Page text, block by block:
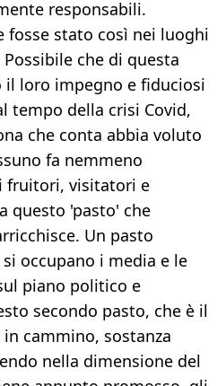
responsabili.
fosse stato così nei luoghi
che di questa
loro impegno e fiduciosi
tempo della crisi Covid,
che conta abbia voluto
fa nemmeno
fruitori, visitatori e
questo 'pasto' che
Un pasto
occupano i media e le
piano politico e
secondo pasto, che è il
cammino, sostanza
nella dimensione del